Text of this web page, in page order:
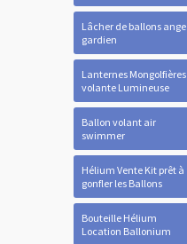
Lâcher de ballons ange
gardien
Lanternes Mongolfières
volante Lumineuse
Ballon volant air
swimmer
Hélium Vente Kit prêt à
gonfler les Ballons
Bouteille Hélium
Location Ballonium